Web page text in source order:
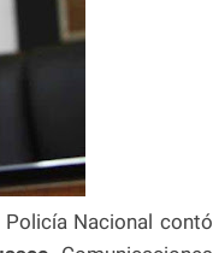
Nacional contó